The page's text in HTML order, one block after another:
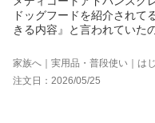
ドッグフードを紹介されて
きる内容』と言われていた
気になりだしていた我が
を購入しこれまでのフード
こちらのフードの方がむし
ードを開けた時に飼い主的
が、フードにありがちな
小分けパックになっている
家族へ｜実用品・普段使い｜は
注文日：2026/05/25